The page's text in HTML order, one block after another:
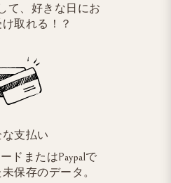
て、好きな日にお
取れる！？
支払い
ドまたはPaypalで
保存のデータ。